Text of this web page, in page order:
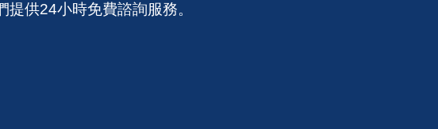
供24小時免費諮詢服務。